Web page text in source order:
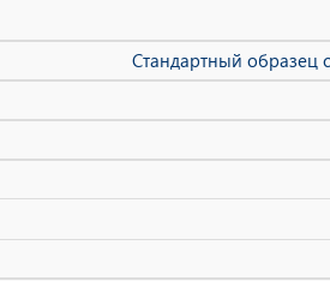
Стандартный образец